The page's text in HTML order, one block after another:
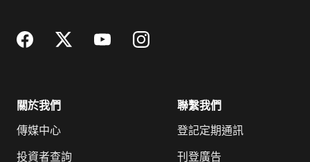
關於我們
傳媒中心
投資者查詢
聯繫我們
登記定期通訊
刊登廣告